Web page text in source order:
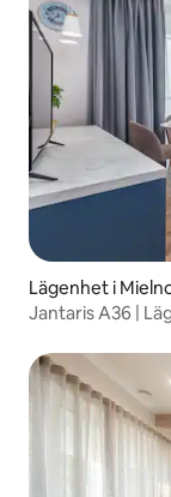
Lägenhet i
Jantaris A36 |